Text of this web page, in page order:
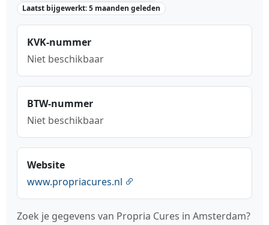
Laatst bijgewerkt: 5 maanden geleden
KVK-nummer
Niet beschikbaar
BTW-nummer
Niet beschikbaar
Website
www.propriacures.nl
Zoek je gegevens van Propria Cures in Amsterdam?